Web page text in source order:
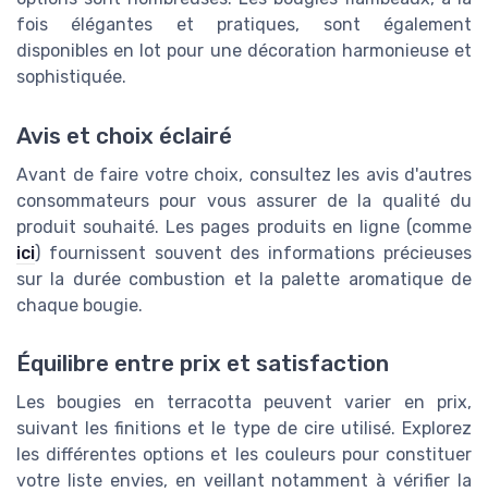
fois élégantes et pratiques, sont également
disponibles en lot pour une décoration harmonieuse et
sophistiquée.
Avis et choix éclairé
Avant de faire votre choix, consultez les avis d'autres
consommateurs pour vous assurer de la qualité du
produit souhaité. Les pages produits en ligne (comme
ici) fournissent souvent des informations précieuses
sur la durée combustion et la palette aromatique de
chaque bougie.
Équilibre entre prix et satisfaction
Les bougies en terracotta peuvent varier en prix,
suivant les finitions et le type de cire utilisé. Explorez
les différentes options et les couleurs pour constituer
votre liste envies, en veillant notamment à vérifier la